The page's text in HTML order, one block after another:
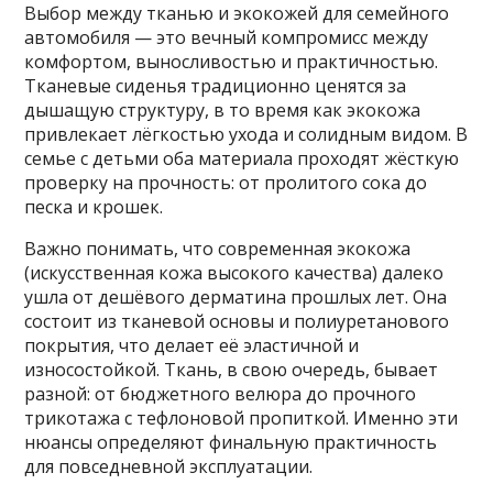
Выбор между тканью и экокожей для семейного
автомобиля — это вечный компромисс между
комфортом, выносливостью и практичностью.
Тканевые сиденья традиционно ценятся за
дышащую структуру, в то время как экокожа
привлекает лёгкостью ухода и солидным видом. В
семье с детьми оба материала проходят жёсткую
проверку на прочность: от пролитого сока до
песка и крошек.
Важно понимать, что современная экокожа
(искусственная кожа высокого качества) далеко
ушла от дешёвого дерматина прошлых лет. Она
состоит из тканевой основы и полиуретанового
покрытия, что делает её эластичной и
износостойкой. Ткань, в свою очередь, бывает
разной: от бюджетного велюра до прочного
трикотажа с тефлоновой пропиткой. Именно эти
нюансы определяют финальную практичность
для повседневной эксплуатации.